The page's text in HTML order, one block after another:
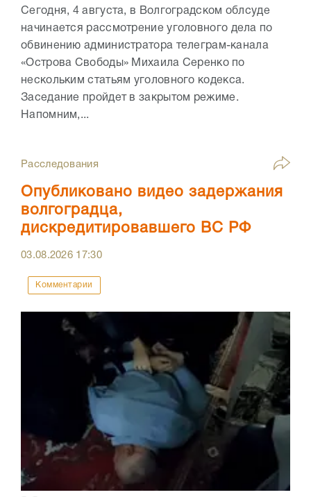
Сегодня, 4 августа, в Волгоградском облсуде
начинается рассмотрение уголовного дела по
обвинению администратора телеграм-канала
«Острова Свободы» Михаила Серенко по
нескольким статьям уголовного кодекса.
Заседание пройдет в закрытом режиме.
Напомним,...
Расследования
Опубликовано видео задержания
волгоградца,
дискредитировавшего ВС РФ
03.08.2026 17:30
Комментарии